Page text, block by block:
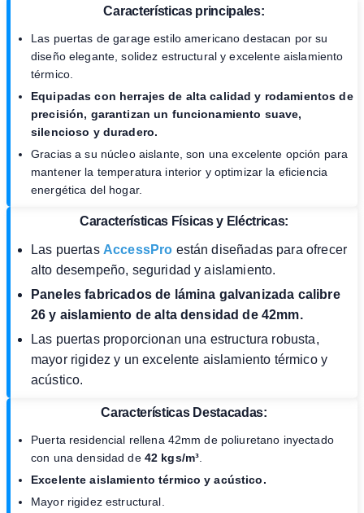
Características principales:
Las puertas de garage estilo americano destacan por su
diseño elegante, solidez estructural y excelente aislamiento
térmico.
Equipadas con herrajes de alta calidad y rodamientos de
precisión, garantizan un funcionamiento suave,
silencioso y duradero.
Gracias a su núcleo aislante, son una excelente opción para
mantener la temperatura interior y optimizar la eficiencia
energética del hogar.
Características Físicas y Eléctricas:
Las puertas AccessPro están diseñadas para ofrecer
alto desempeño, seguridad y aislamiento.
Paneles fabricados de lámina galvanizada calibre
26 y aislamiento de alta densidad de 42mm.
Las puertas proporcionan una estructura robusta,
mayor rigidez y un excelente aislamiento térmico y
acústico.
Características Destacadas:
Puerta residencial rellena 42mm de poliuretano inyectado
con una densidad de 42 kgs/m³
Excelente aislamiento térmico y acústico.
Mayor rigidez estructural.